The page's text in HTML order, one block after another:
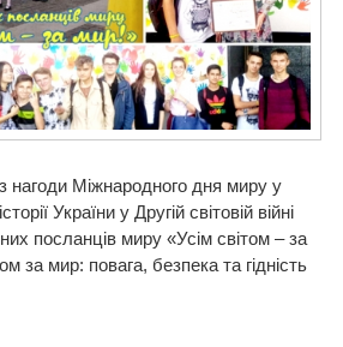
нагоди Міжнародного дня миру у
України у Другій світовій війні
посланців миру «Усім світом – за
за мир: повага, безпека та гідність